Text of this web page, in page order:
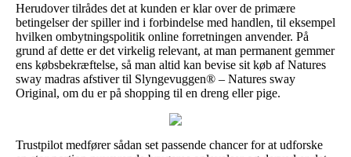
Herudover tilrådes det at kunden er klar over de primære
betingelser der spiller ind i forbindelse med handlen, til eksempel
hvilken ombytningspolitik online forretningen anvender. På
grund af dette er det virkelig relevant, at man permanent gemmer
ens købsbekræftelse, så man altid kan bevise sit køb af Natures
sway madras afstiver til Slyngevuggen® – Natures sway
Original, om du er på shopping til en dreng eller pige.
Trustpilot medfører sådan set passende chancer for at udforske